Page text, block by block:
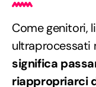
Come genitori,
ultraprocessati
significa
riappropriarci